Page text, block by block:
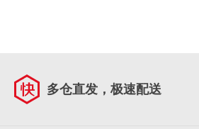
多仓直发，极速配送